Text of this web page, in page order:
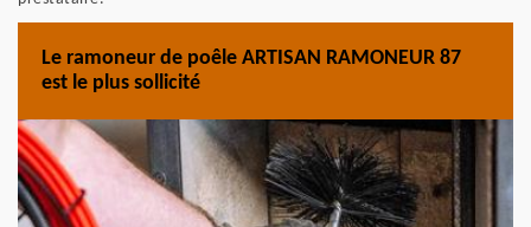
Le ramoneur de poêle ARTISAN RAMONEUR 87
est le plus sollicité